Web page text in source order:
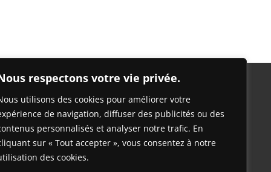
respectons votre vie privée.
utilisons des cookies pour améliorer votre
de navigation, diffuser des publicités ou des
personnalisés et analyser notre trafic. En
sur « Tout accepter », vous consentez à notre
des cookies.